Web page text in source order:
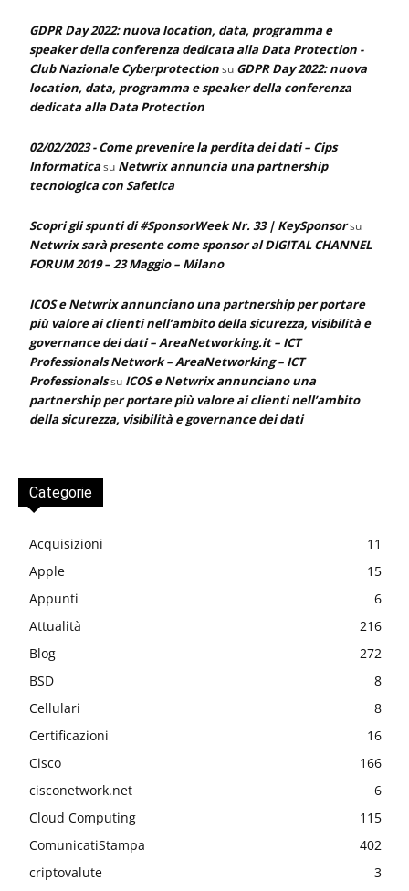
GDPR Day 2022: nuova location, data, programma e
speaker della conferenza dedicata alla Data Protection -
Club Nazionale Cyberprotectionsu GDPR Day 2022: nuova
location, data, programma e speaker della conferenza
dedicata alla Data Protection
02/02/2023 - Come prevenire la perdita dei dati – Cips
Informaticasu Netwrix annuncia una partnership
tecnologica con Safetica
Scopri gli spunti di #SponsorWeek Nr. 33 | KeySponsorsu
Netwrix sarà presente come sponsor al DIGITAL CHANNEL
FORUM 2019 – 23 Maggio – Milano
ICOS e Netwrix annunciano una partnership per portare
più valore ai clienti nell’ambito della sicurezza, visibilità e
governance dei dati – AreaNetworking.it – ICT
Professionals Network – AreaNetworking – ICT
Professionalssu ICOS e Netwrix annunciano una
partnership per portare più valore ai clienti nell’ambito
della sicurezza, visibilità e governance dei dati
Categorie
Acquisizioni
11
Apple
15
Appunti
6
Attualità
216
Blog
272
BSD
8
Cellulari
8
Certificazioni
16
Cisco
166
cisconetwork.net
6
Cloud Computing
115
ComunicatiStampa
402
criptovalute
3